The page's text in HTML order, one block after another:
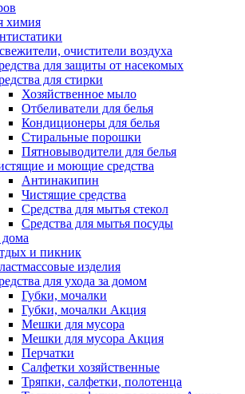
химия
очистители воздуха
для защиты от насекомых
для стирки
Хозяйственное мыло
Отбеливатели для белья
Кондиционеры для белья
Стиральные порошки
Пятновыводители для белья
и моющие средства
Антинакипин
Чистящие средства
Средства для мытья стекол
Средства для мытья посуды
и пикник
изделия
для ухода за домом
Губки, мочалки
Губки, мочалки Акция
Мешки для мусора
Мешки для мусора Акция
Перчатки
Салфетки хозяйственные
Тряпки, салфетки, полотенца